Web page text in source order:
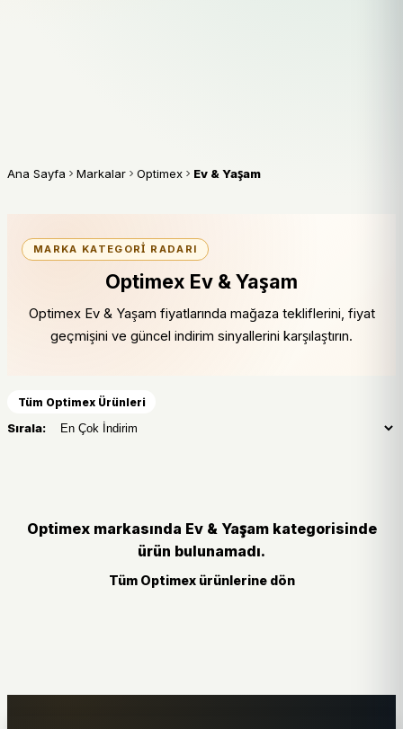
Ana Sayfa Markalar Optimex Ev & Yaşam
MARKA KATEGORI RADARI
Optimex Ev & Yaşam
Optimex Ev & Yaşam fiyatlarında mağaza tekliflerini, fiyat
geçmişini ve güncel indirim sinyallerini karşılaştırın.
Tüm Optimex Ürünleri
Sırala:
Optimex markasında Ev & Yaşam kategorisinde
ürün bulunamadı.
Tüm Optimex ürünlerine dön